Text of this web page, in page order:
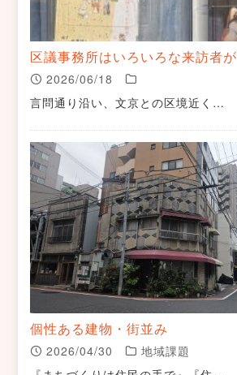
区議事務所はいろいろな来訪者が
2026/06/18
言問通り沿い、文京との区境近く…
個性ある建物・街並み
2026/04/30
地域課題